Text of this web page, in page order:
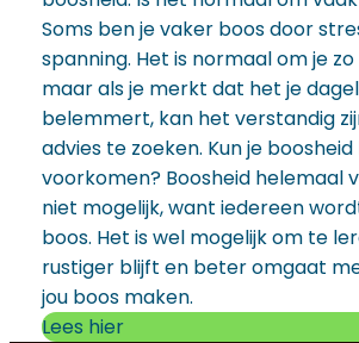
Soms ben je vaker boos door
spanning. Het is normaal om je
maar als je merkt dat het je
belemmert, kan het verstandig
advies te zoeken. Kun je
voorkomen? Boosheid helemaal
niet mogelijk, want iedereen
boos. Het is wel mogelijk om te
rustiger blijft en beter omgaat
jou boos maken.
Lees hier